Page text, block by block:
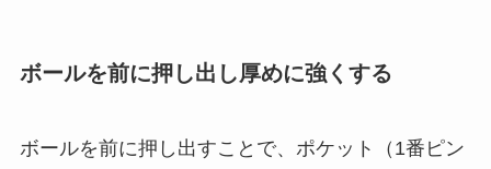
ボールを前に押し出し厚めに強くする
ボールを前に押し出すことで、ポケット（1番ピン